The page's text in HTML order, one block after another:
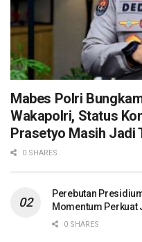
Mabes Polri
Wakapolri, Status
Prasetyo Masih Jadi
0 SHARES
Perebutan
Momentum Perkuat
0 SHARES